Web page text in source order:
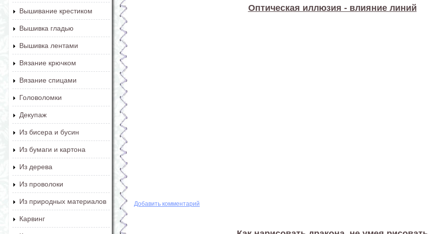
Вышивание крестиком
Вышивка гладью
Вышивка лентами
Вязание крючком
Вязание спицами
Головоломки
Декупаж
Из бисера и бусин
Из бумаги и картона
Из дерева
Из проволоки
Из природных материалов
Карвинг
Оптическая иллюзия - влияние линий
Добавить комментарий